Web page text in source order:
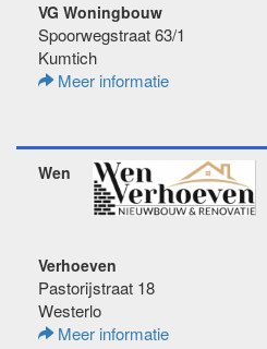
VG Woningbouw
Spoorwegstraat 63/1
Kumtich
Meer informatie
Wen
Verhoeven
Pastorijstraat 18
Westerlo
Meer informatie